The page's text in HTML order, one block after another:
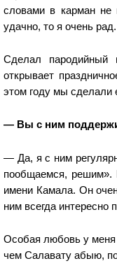
словами в карман не
удачно, то я очень рад.
Сделал
открывает
этом году мы сделали
— Вы с ним
— Да, я с ним
пообщаемся, решим».
имени Камала. Он
ним всегда
Особая любовь у меня
чем Салавату абыю,